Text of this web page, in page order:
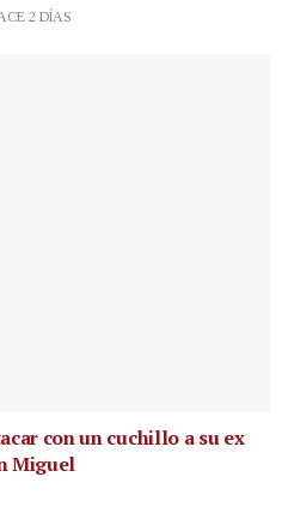
2 DÍAS
con un cuchillo a su ex
Miguel